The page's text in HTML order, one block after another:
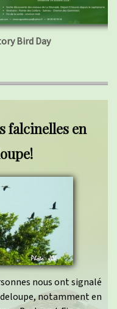
Bird Day
falcinelles en
nous ont signalé
notamment en